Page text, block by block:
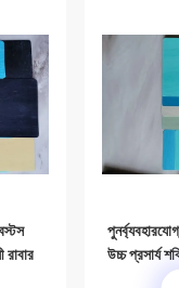
উচ্চ প্রসার্য